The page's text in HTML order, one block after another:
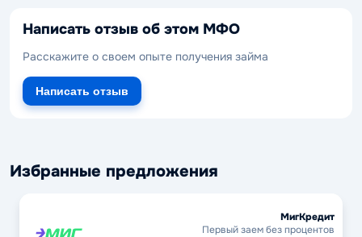
Написать отзыв об этом МФО
Расскажите о своем опыте получения займа
Написать отзыв
Избранные предложения
МигКредит
Первый заем без процентов